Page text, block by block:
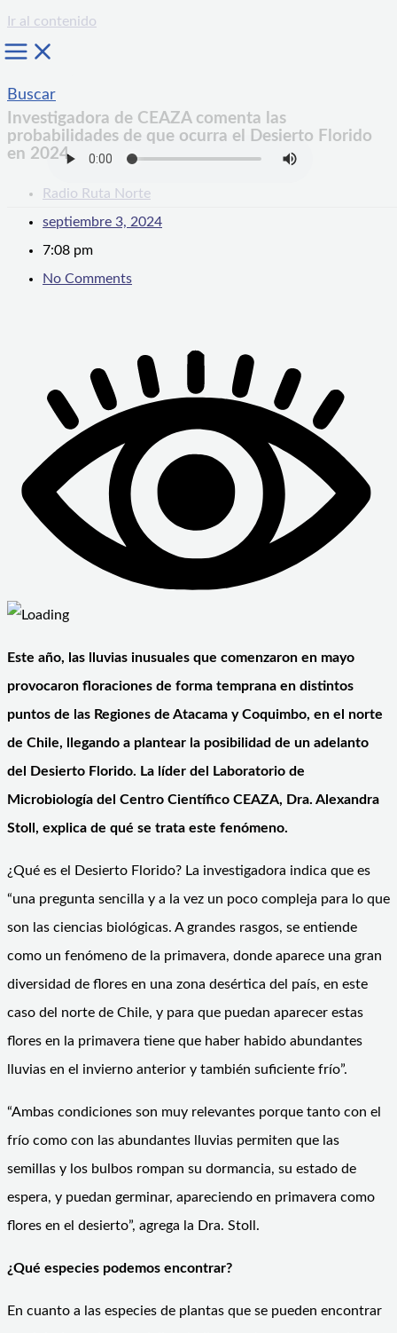
Ir al contenido
Buscar
Investigadora de CEAZA comenta las
probabilidades de que ocurra el Desierto Florido
en 2024
Radio Ruta Norte
septiembre 3, 2024
7:08 pm
No Comments
Este año, las lluvias inusuales que comenzaron en mayo
provocaron floraciones de forma temprana en distintos
puntos de las Regiones de Atacama y Coquimbo, en el norte
de Chile, llegando a plantear la posibilidad de un adelanto
del Desierto Florido. La líder del Laboratorio de
Microbiología del Centro Científico CEAZA, Dra. Alexandra
Stoll, explica de qué se trata este fenómeno.
¿Qué es el Desierto Florido? La investigadora indica que es
“una pregunta sencilla y a la vez un poco compleja para lo que
son las ciencias biológicas. A grandes rasgos, se entiende
como un fenómeno de la primavera, donde aparece una gran
diversidad de flores en una zona desértica del país, en este
caso del norte de Chile, y para que puedan aparecer estas
flores en la primavera tiene que haber habido abundantes
lluvias en el invierno anterior y también suficiente frío”.
“Ambas condiciones son muy relevantes porque tanto con el
frío como con las abundantes lluvias permiten que las
semillas y los bulbos rompan su dormancia, su estado de
espera, y puedan germinar, apareciendo en primavera como
flores en el desierto”, agrega la Dra. Stoll.
¿Qué especies podemos encontrar?
En cuanto a las especies de plantas que se pueden encontrar